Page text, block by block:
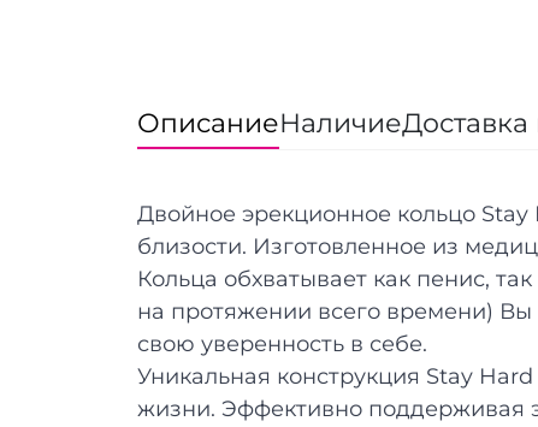
ОписаниеНаличиеДоставка
Двойное эрекционное кольцо
близости. Изготовленное из
Кольца обхватывает как пенис,
на протяжении всего времени) Вы
свою уверенность в себе.
Уникальная конструкция Stay
жизни. Эффективно поддерживая